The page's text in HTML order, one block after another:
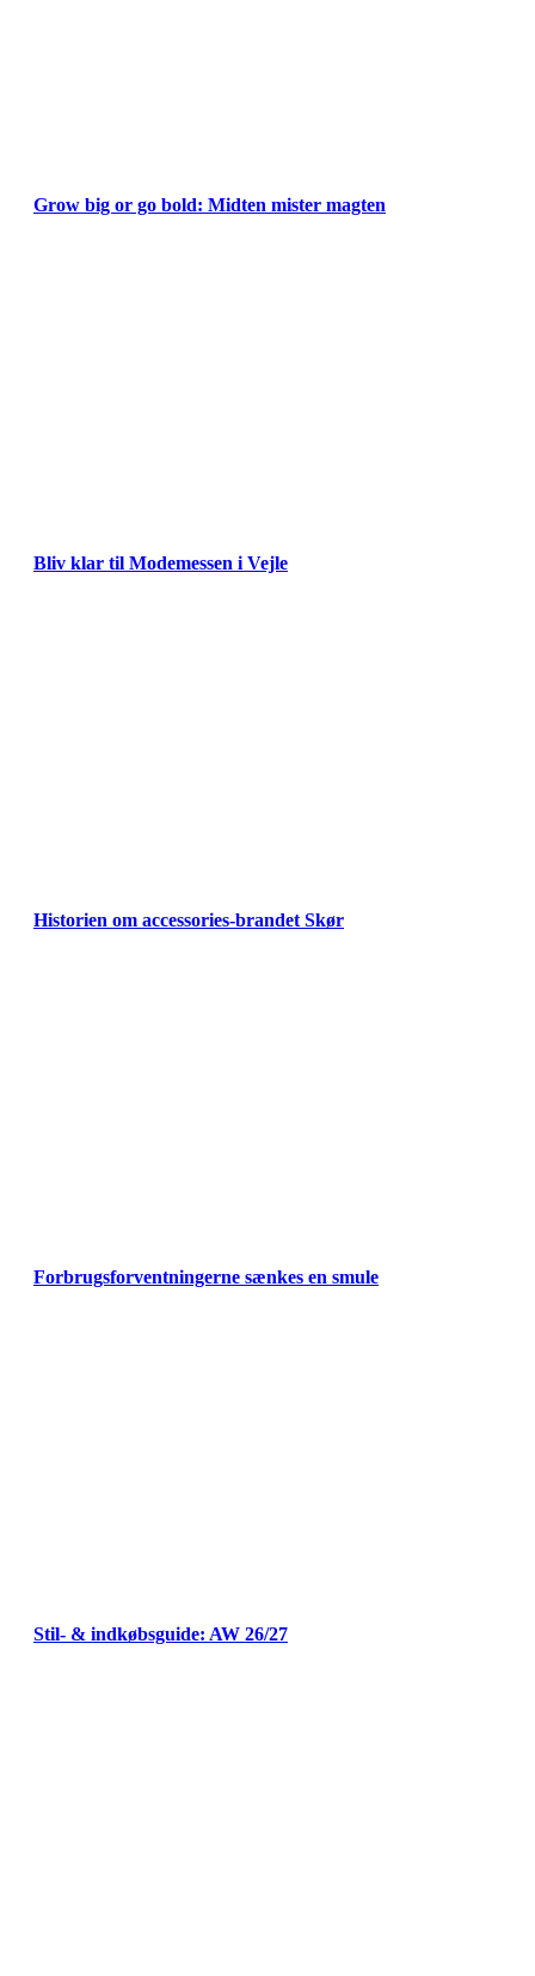
Grow big or go bold: Midten mister magten
Bliv klar til Modemessen i Vejle
Historien om accessories-brandet Skør
Forbrugsforventningerne sænkes en smule
Stil- & indkøbsguide: AW 26/27